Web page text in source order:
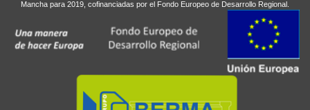
Mancha para 2019, cofinanciadas por el Fondo Europeo de Desarrollo Regional.